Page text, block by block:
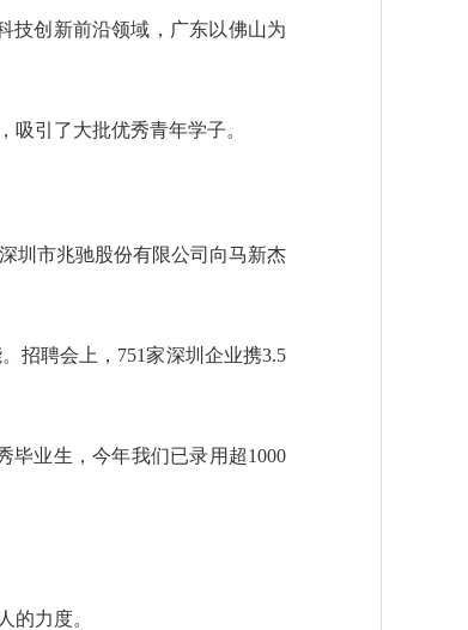
创新前沿领域，广东以佛山为
引了大批优秀青年学子。
圳市兆驰股份有限公司向马新杰
招聘会上，751家深圳企业携3.5
业生，今年我们已录用超1000
力度。